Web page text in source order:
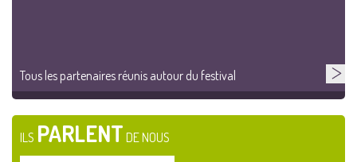
Tous les partenaires réunis autour du festival
ILS PARLENT DE NOUS